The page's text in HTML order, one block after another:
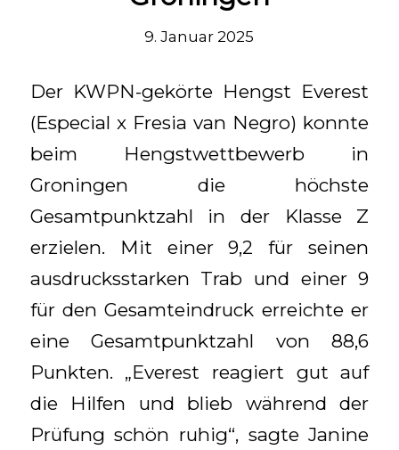
9. Januar 2025
Der KWPN-gekörte Hengst Everest
(Especial x Fresia van Negro) konnte
beim Hengstwettbewerb in
Groningen die höchste
Gesamtpunktzahl in der Klasse Z
erzielen. Mit einer 9,2 für seinen
ausdrucksstarken Trab und einer 9
für den Gesamteindruck erreichte er
eine Gesamtpunktzahl von 88,6
Punkten. „Everest reagiert gut auf
die Hilfen und blieb während der
Prüfung schön ruhig“, sagte Janine